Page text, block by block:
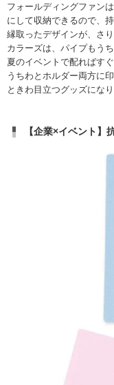
フォールディングファン
にして収納できるので、
縁取ったデザインが、さ
カラーズは、パイプもう
夏のイベントで配ればす
うちわとホルダー両方に
ときわ目立つグッズになり
【企業×イベント】